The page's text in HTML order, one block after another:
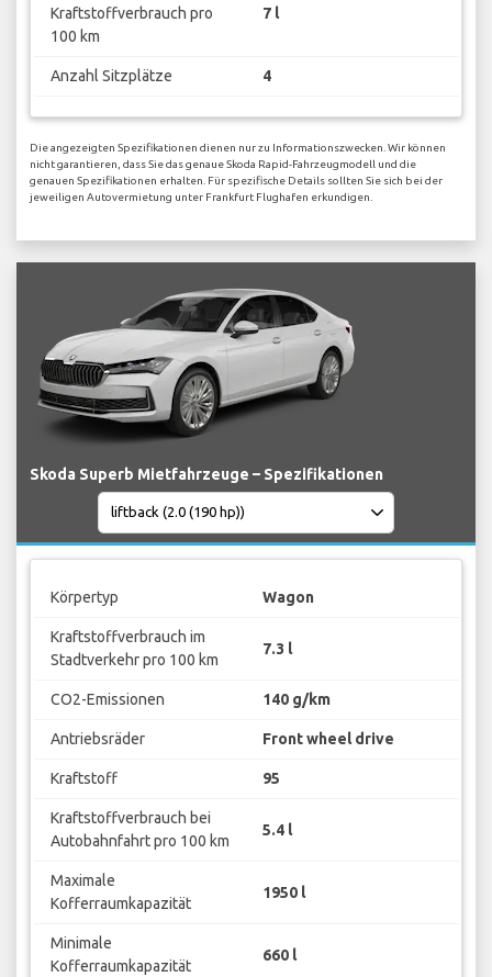
Kraftstoffverbrauch pro
100 km
7 l
Anzahl Sitzplätze 4
Die angezeigten Spezifikationen dienen nur zu Informationszwecken. Wir können
nicht garantieren, dass Sie das genaue Skoda Rapid-Fahrzeugmodell und die
genauen Spezifikationen erhalten. Für spezifische Details sollten Sie sich bei der
jeweiligen Autovermietung unter Frankfurt Flughafen erkundigen.
Skoda Superb Mietfahrzeuge – Spezifikationen
Körpertyp Wagon
Kraftstoffverbrauch im
Stadtverkehr pro 100 km
7.3 l
CO2-Emissionen 140 g/km
Antriebsräder Front wheel drive
Kraftstoff 95
Kraftstoffverbrauch bei
Autobahnfahrt pro 100 km
5.4 l
Maximale
Kofferraumkapazität
1950 l
Minimale
Kofferraumkapazität
660 l